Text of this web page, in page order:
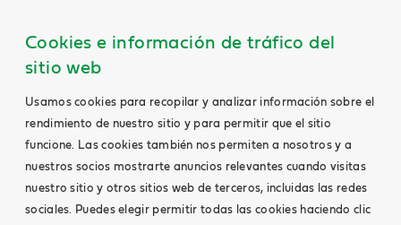
Cookies e información de tráfico del
sitio web
Usamos cookies para recopilar y analizar información sobre el
rendimiento de nuestro sitio y para permitir que el sitio
funcione. Las cookies también nos permiten a nosotros y a
nuestros socios mostrarte anuncios relevantes cuando visitas
nuestro sitio y otros sitios web de terceros, incluidas las redes
sociales. Puedes elegir permitir todas las cookies haciendo clic